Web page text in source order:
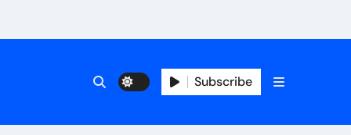
Subscribe